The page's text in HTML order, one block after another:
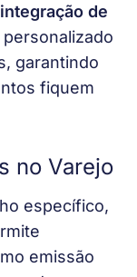
integração de
garantindo
fiquem
no Varejo
específico,
emissão